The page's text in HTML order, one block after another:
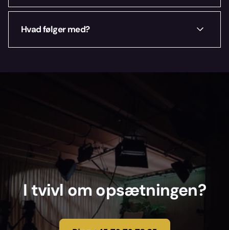
en bekræftelse.
Ja — i København og omegn. Ring på +45
70 70 78 25, så finder vi den rigtige
løsning.
Hvad følger med?
I tvivl om opsætningen?